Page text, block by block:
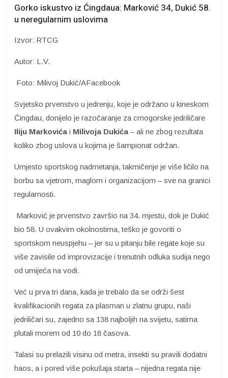
Gorko iskustvo iz Ćingdaua: Marković 34, Dukić 58.
u neregularnim uslovima
Izvor: RTCG
Autor: L.V.
Foto: Milivoj Dukić/AFacebook
Svjetsko prvenstvo u jedrenju, koje je održano u kineskom
Ćingdau, donijelo je razočaranje za crnogorske jedriličare
Iliju Markovića i Milivoja Dukića – ali ne zbog rezultata
koliko zbog uslova u kojima je šampionat održan.
Umjesto sportskog nadmetanja, takmičenje je više ličilo na
borbu sa vjetrom, maglom i organizacijom – sve na granici
regularnosti.
Marković je prvenstvo završio na 34. mjestu, dok je Dukić
bio 58. U ovakvim okolnostima, teško je govoriti o
sportskom neuspjehu – jer su u pitanju bile regate koje su
više zavisile od improvizacije i trenutnih odluka sudija nego
od umijeća na vodi.
Već u prva tri dana, kada je trebalo da se održi šest
kvalifikacionih regata za plasman u zlatnu grupu, naši
jedriličari su, zajedno sa 138 najboljih na svijetu, satima
plutali morem od 10 do 18 časova.
Talasi su prelazili visinu od metra, insekti su pravili dodatni
haos, a i pored više pokušaja starta – nijedna regata nije